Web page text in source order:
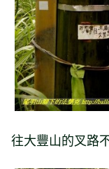
往大豐山的叉路